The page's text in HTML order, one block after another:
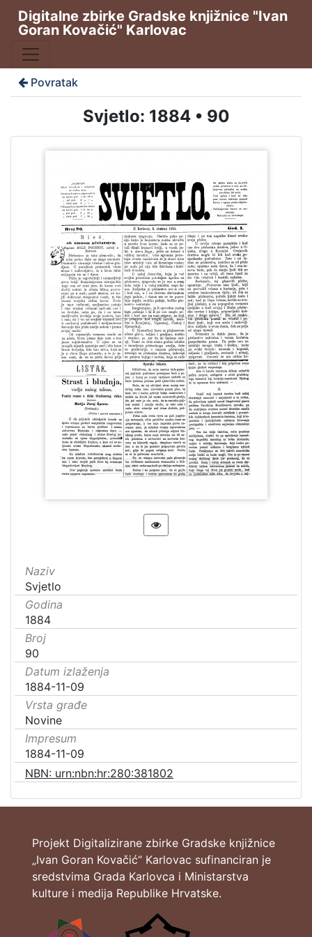
Digitalne zbirke Gradske knjižnice "Ivan
Goran Kovačić" Karlovac
Povratak
Svjetlo: 1884 • 90
Naziv
Svjetlo
Godina
1884
Broj
90
Datum izlaženja
1884-11-09
Vrsta građe
Novine
Impresum
1884-11-09
NBN: urn:nbn:hr:280:381802
Projekt Digitalizirane zbirke Gradske knjižnice
„Ivan Goran Kovačić“ Karlovac sufinanciran je
sredstvima Grada Karlovca i Ministarstva
kulture i medija Republike Hrvatske.